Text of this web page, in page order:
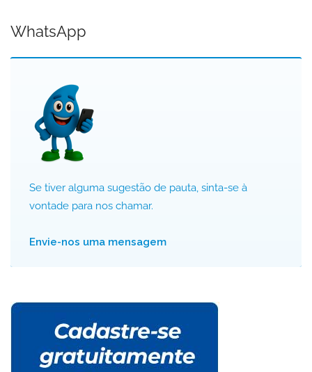
WhatsApp
Se tiver alguma sugestão de pauta, sinta-se à
vontade para nos chamar.
Envie-nos uma mensagem